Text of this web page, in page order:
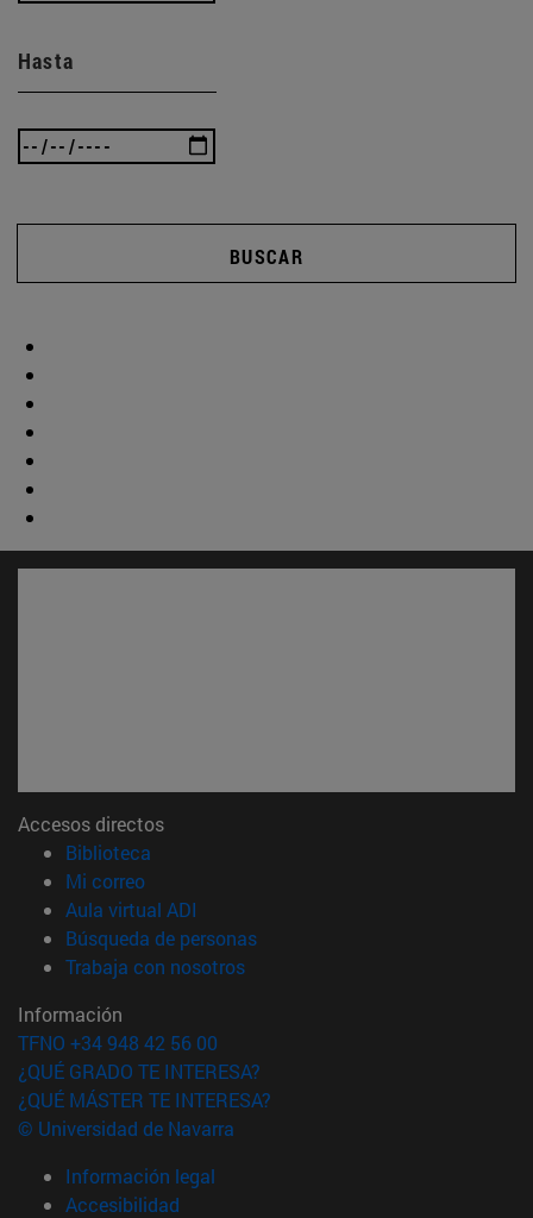
Hasta
BUSCAR
Accesos directos
Biblioteca
Mi correo(abre en nueva ventana)
Aula virtual ADI
Búsqueda de personas(abre en nueva ventana)
Trabaja con nosotros(abre en nueva ventana)
Información
TFNO +34 948 42 56 00
¿QUÉ GRADO TE INTERESA?
¿QUÉ MÁSTER TE INTERESA?
© Universidad de Navarra
Información legal
Accesibilidad